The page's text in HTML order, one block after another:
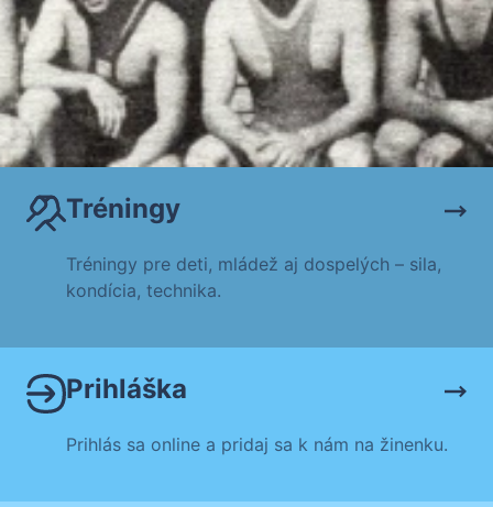
Tréningy
Tréningy pre deti, mládež aj dospelých – sila,
kondícia, technika.
Prihláška
Prihlás sa online a pridaj sa k nám na žinenku.